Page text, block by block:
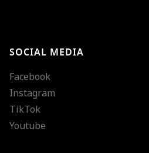
SOCIAL MEDIA
Facebook
Instagram
TikTok
Youtube